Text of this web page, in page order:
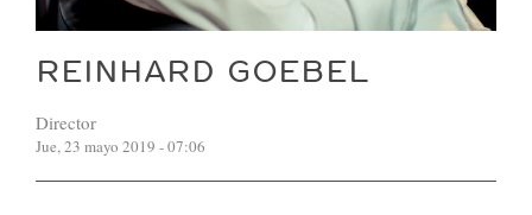
REINHARD GOEBEL
Director
Jue, 23 mayo 2019 - 07:06